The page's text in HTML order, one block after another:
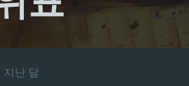
지난 달